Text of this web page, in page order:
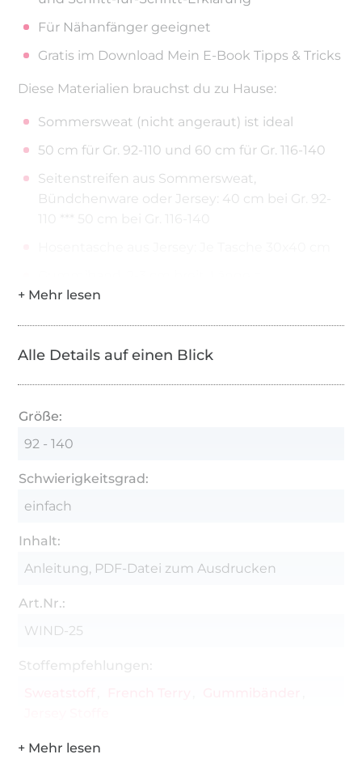
Für Nähanfänger geeignet
Gratis im Download Mein E-Book Tipps & Tricks
Diese Materialien brauchst du zu Hause:
Sommersweat (nicht angeraut) ist ideal
50 cm für Gr. 92-110 und 60 cm für Gr. 116-140
Seitenstreifen aus Sommersweat,
Bündchenware oder Jersey: 40 cm bei Gr. 92-
Bauchumfang deines Kindes + 3 cm
Große Sicherheitsnadel zum Gummiband
erhältlich!
Alle Details auf einen Blick
Größe:
92 - 140
Schwierigkeitsgrad:
einfach
Inhalt:
Anleitung, PDF-Datei zum Ausdrucken
Art.Nr.:
WIND-25
Stoffempfehlungen: